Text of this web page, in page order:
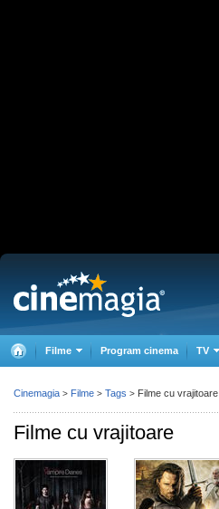
Filme Program cinema TV
Filme cu vrajitoare
Cinemagia > Filme > Tags > Filme cu vrajitoare